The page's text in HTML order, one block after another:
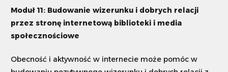
Moduł 11: Budowanie wizerunku i dobrych relacji
przez stronę internetową biblioteki i media
społecznościowe
Obecność i aktywność w internecie może pomóc w